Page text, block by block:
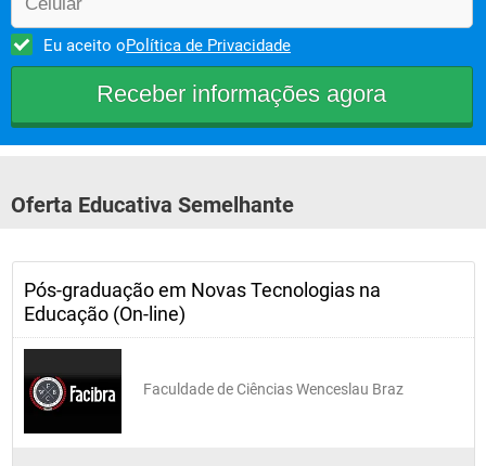
Eu aceito oPolítica de Privacidade
Oferta Educativa Semelhante
Pós-graduação em Novas Tecnologias na
Educação (On-line)
Faculdade de Ciências Wenceslau Braz